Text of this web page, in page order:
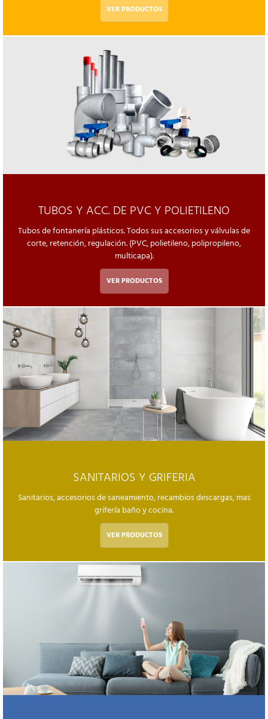
VER PRODUCTOS
TUBOS Y ACC. DE PVC Y POLIETILENO
Tubos de fontanería plásticos. Todos sus accesorios y válvulas de
corte, retención, regulación. (PVC, polietileno, polipropileno,
multicapa).
VER PRODUCTOS
SANITARIOS Y GRIFERIA
Sanitarios, accesorios de saneamiento, recambios descargas, mas
grifería baño y cocina.
VER PRODUCTOS